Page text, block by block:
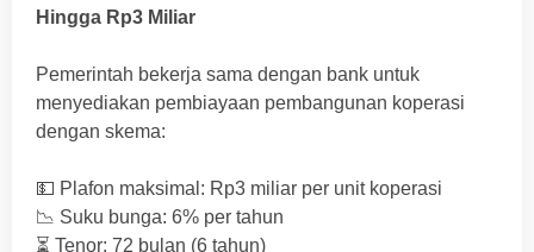
Hingga Rp3 Miliar
Pemerintah bekerja sama dengan bank untuk
menyediakan pembiayaan pembangunan koperasi
dengan skema:
💵 Plafon maksimal: Rp3 miliar per unit koperasi
📉 Suku bunga: 6% per tahun
⏳ Tenor: 72 bulan (6 tahun)